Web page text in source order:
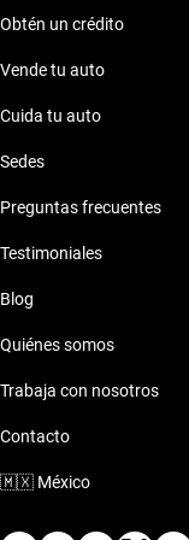
Obtén un crédito
Vende tu auto
Cuida tu auto
Sedes
Preguntas frecuentes
Testimoniales
Blog
Quiénes somos
Trabaja con nosotros
Contacto
🇲🇽 México